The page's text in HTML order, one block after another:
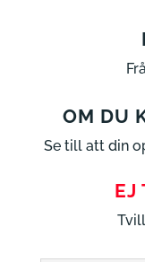
OM DU
Se till att din
EJ